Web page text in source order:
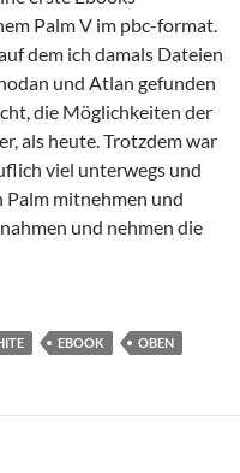
Palm V im pbc-format.
dem ich damals Dateien
und Atlan gefunden
die Möglichkeiten der
als heute. Trotzdem war
viel unterwegs und
mitnehmen und
und nehmen die
EBOOK OBEN